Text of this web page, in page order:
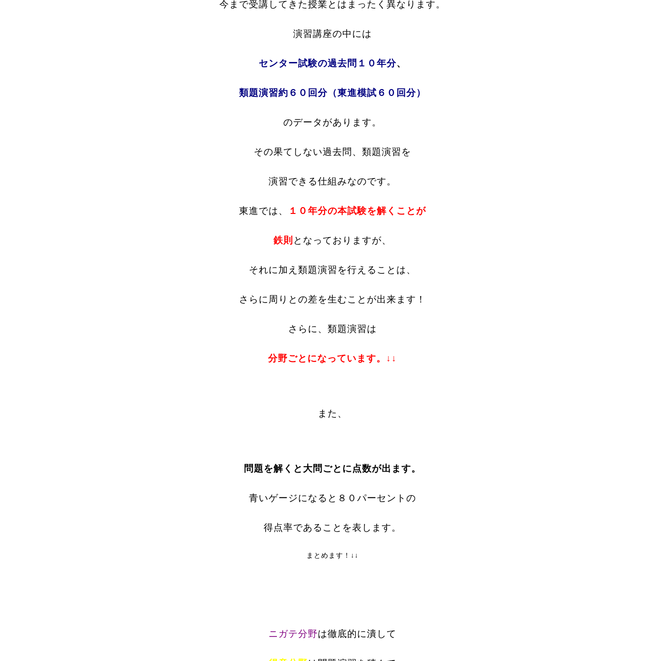
今まで受講してきた授業とはまったく異なります。
演習講座の中には
センター試験の過去問１０年分、
類題演習約６０回分（東進模試６０回分）
のデータがあります。
その果てしない過去問、類題演習を
演習できる仕組みなのです。
東進では、 １０年分の本試験を解くことが
鉄則 となっておりますが、
それに加え類題演習を行えることは、
さらに周りとの差を生むことが出来ます！
さらに、類題演習は
分野ごとになっています。↓↓
また、
問題を解くと大問ごとに点数が出ます。
青いゲージになると８０パーセントの
得点率であることを表します。
まとめます！↓↓
ニガテ分野は徹底的に潰して